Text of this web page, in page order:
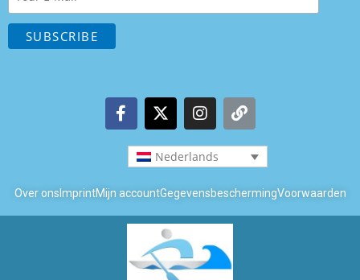
Nederlands
Over ons ImprintMijn accountGegevensbeschermingVoorwaarden